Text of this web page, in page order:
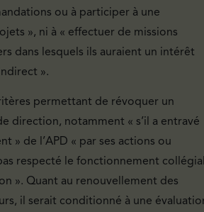
ou à participer à une
», ni à « effectuer de missions
dans lesquels ils auraient un intérêt
».
permettant de révoquer un
direction, notamment « s’il a entravé
» de l’APD « par ses actions ou
respecté le fonctionnement
». Quant au renouvellement des
il serait conditionné à une